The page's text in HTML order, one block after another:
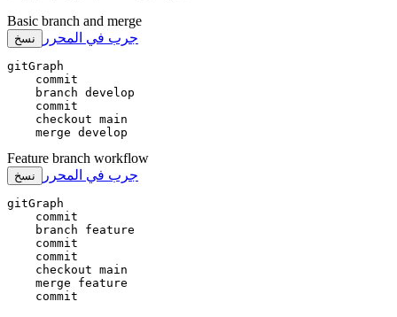
Basic branch and merge
نسخ جرب في المحرر
gitGraph
    commit
    branch develop
    commit
    checkout main
    merge develop
Feature branch workflow
نسخ جرب في المحرر
gitGraph
    commit
    branch feature
    commit
    commit
    checkout main
    merge feature
    commit